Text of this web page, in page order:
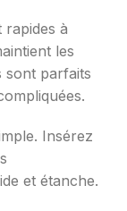
rapides à
les
sont parfaits
Insérez
et étanche.